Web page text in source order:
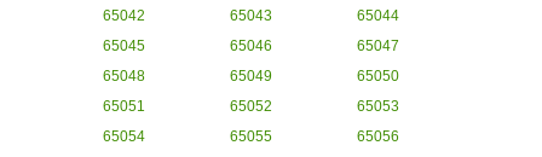
65042
65043
65044
65045
65046
65047
65048
65049
65050
65051
65052
65053
65054
65055
65056